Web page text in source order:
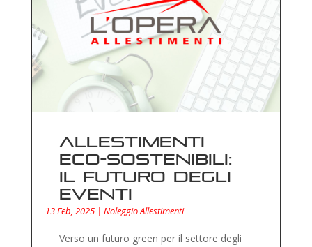
Allestimenti
eco-sostenibili:
il futuro degli
eventi
13 Feb, 2025| Noleggio Allestimenti
Verso un futuro green per il settore degli